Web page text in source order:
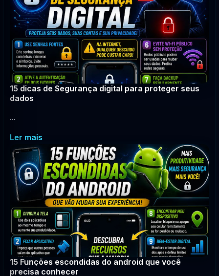
15 dicas de Segurança digital para proteger seus
dados
...
Ler mais
15 Funções escondidas do android que você
precisa conhecer